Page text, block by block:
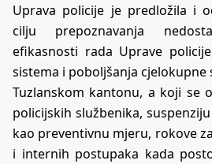
Uprava policije je predložila i
cilju prepoznavanja
efikasnosti rada Uprave
sistema i poboljšanja
Tuzlanskom kantonu, a koji se
policijskih službenika,
kao preventivnu mjeru, rokove
i internih postupaka kada